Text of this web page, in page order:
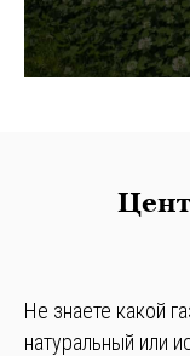
Не знаете какой
натуральный или